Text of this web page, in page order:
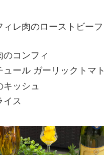
ィレ肉のローストビー
のコンフィ
ュール ガーリックトマ
キッシュ
イス